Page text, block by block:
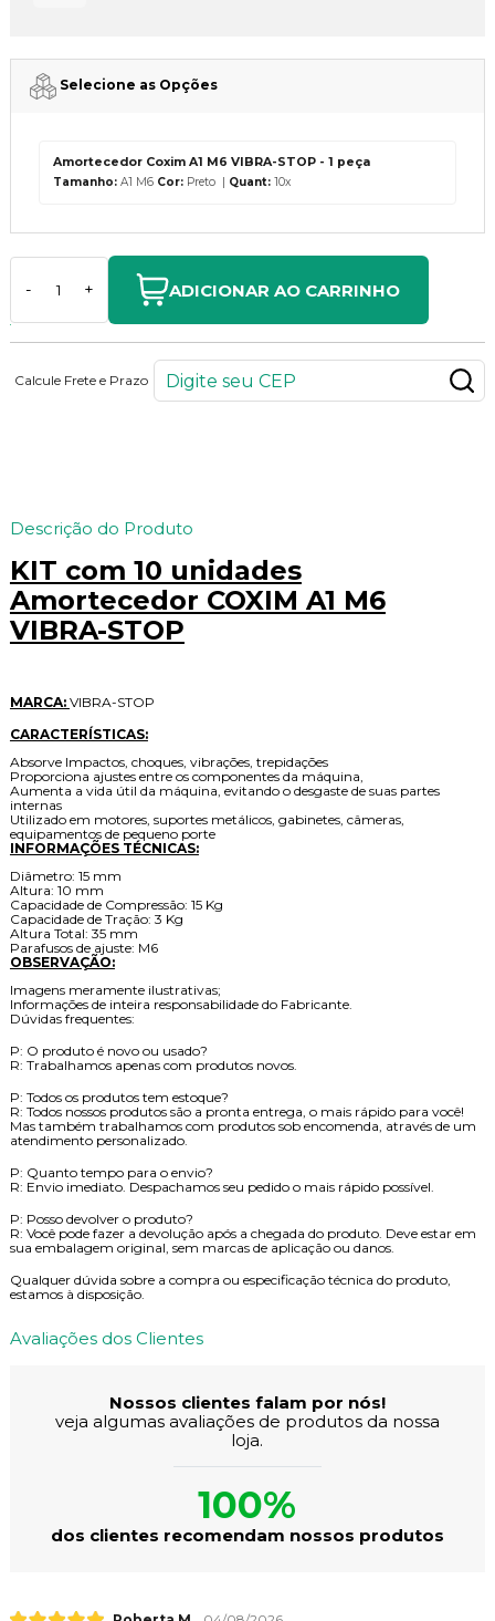
Selecione as Opções
Amortecedor Coxim A1 M6 VIBRA-STOP - 1 peça
Tamanho:A1 M6 Cor:Preto | Quant:10x
- + ADICIONAR AO CARRINHO
Calcule Frete e Prazo
Descrição do Produto
KIT com 10 unidades
Amortecedor COXIM A1 M6
VIBRA-STOP
MARCA: VIBRA-STOP
CARACTERÍSTICAS:
Absorve Impactos, choques, vibrações, trepidações
Proporciona ajustes entre os componentes da máquina,
Aumenta a vida útil da máquina, evitando o desgaste de suas partes
internas
Utilizado em motores, suportes metálicos, gabinetes, câmeras,
equipamentos de pequeno porte
INFORMAÇÕES TÉCNICAS:
Diâmetro: 15 mm
Altura: 10 mm
Capacidade de Compressão: 15 Kg
Capacidade de Tração: 3 Kg
Altura Total: 35 mm
Parafusos de ajuste: M6
OBSERVAÇÃO:
Imagens meramente ilustrativas;
Informações de inteira responsabilidade do Fabricante.
Dúvidas frequentes:
P: O produto é novo ou usado?
R: Trabalhamos apenas com produtos novos.
P: Todos os produtos tem estoque?
R: Todos nossos produtos são a pronta entrega, o mais rápido para você!
Mas também trabalhamos com produtos sob encomenda, através de um
atendimento personalizado.
P: Quanto tempo para o envio?
R: Envio imediato. Despachamos seu pedido o mais rápido possível.
P: Posso devolver o produto?
R: Você pode fazer a devolução após a chegada do produto. Deve estar em
sua embalagem original, sem marcas de aplicação ou danos.
Qualquer dúvida sobre a compra ou especificação técnica do produto,
estamos à disposição.
Avaliações dos Clientes
Nossos clientes falam por nós!
veja algumas avaliações de produtos da nossa
loja.
100%
dos clientes recomendam nossos produtos